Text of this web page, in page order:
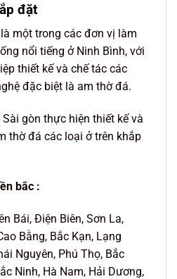
đặt
một trong các đơn vị làm
nổi tiếng ở Ninh Bình, với
thiết kế và chế tác các
đặc biệt là am thờ đá.
gòn thực hiện thiết kế và
thờ đá các loại ở trên khắp
bắc :
Bái, Điện Biên, Sơn La,
Bằng, Bắc Kạn, Lạng
Nguyên, Phú Thọ, Bắc
Ninh, Hà Nam, Hải Dương,